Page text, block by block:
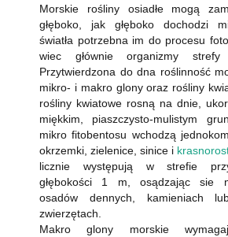
Morskie rośliny osiadłe mogą
głęboko, jak głęboko dochodzi
światła potrzebna im do procesu
wiec głównie organizmy strefy
Przytwierdzona do dna roślinność
mikro- i makro glony oraz rośliny
rośliny kwiatowe rosną na dnie,
miękkim, piaszczysto-mulistym
mikro fitobentosu wchodzą
okrzemki, zielenice, sinice i
licznie występują w strefie
głębokości 1 m, osądzając sie
osadów dennych, kamieniach
zwierzętach.
Makro glony morskie